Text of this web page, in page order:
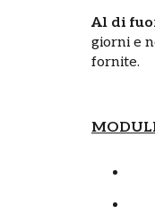
Al di
giorni e
fornite.